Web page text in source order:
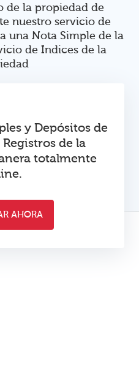
de la propiedad de
nuestro servicio de
una Nota Simple de la
de Indices de la
y Depósitos de
de la
totalmente
AHORA